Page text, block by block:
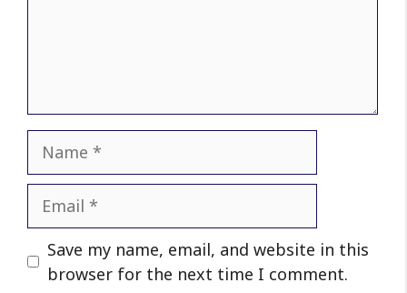
Name
Email
Website
Save my name, email, and website in this
browser for the next time I comment.